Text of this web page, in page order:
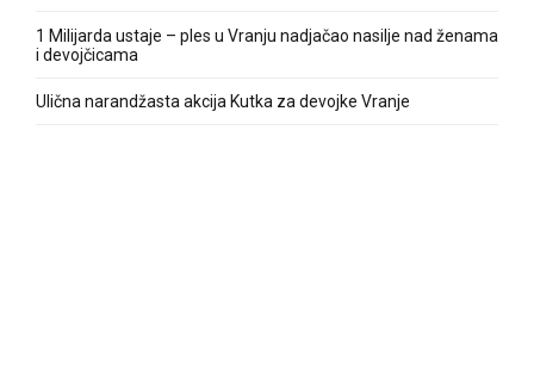
1 Milijarda ustaje – ples u Vranju nadjačao nasilje nad ženama
i devojčicama
Ulična narandžasta akcija Kutka za devojke Vranje